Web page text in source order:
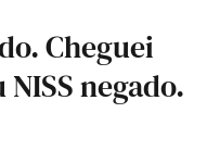
Cheguei
negado.